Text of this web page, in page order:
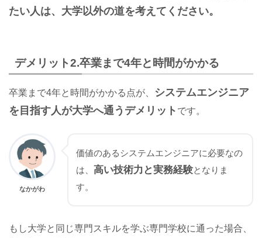
たい人は、大学以外の道を考えてください。
デメリット2.卒業まで4年と時間がかかる
卒業まで4年と時間がかかる点が、
システムエンジニア
を目指す人が大学へ通うデメリット です。
なかがわ
価値のあるシステムエンジニアに必要なの
は、 高い技術力と実務経験となりま
す。
もし大学と同じ専門スキルを学ぶ専門学校に通った場合、